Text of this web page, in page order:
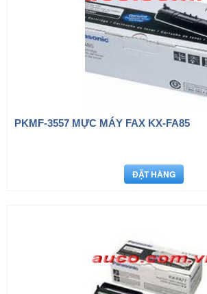
PKMF-3557 MỰC MÁY FAX KX-FA85